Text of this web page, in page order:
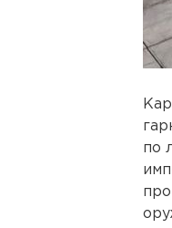
по